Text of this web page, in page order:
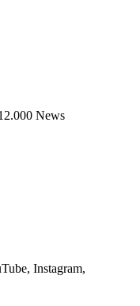
News
Instagram,